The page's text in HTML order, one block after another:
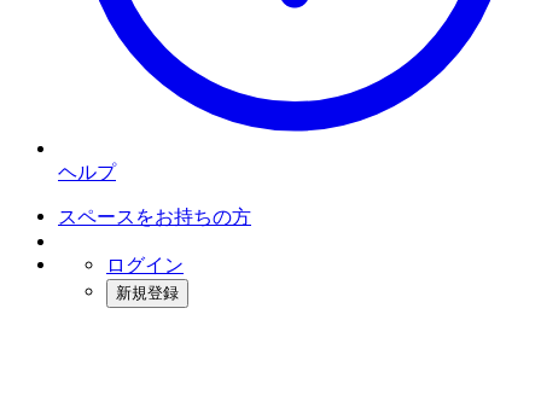
ヘルプ
スペースをお持ちの方
ログイン
新規登録